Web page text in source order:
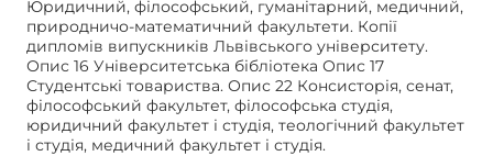
Юридичний, філософський, гуманітарний, медичний,
природничо-математичний факультети. Копії
дипломів випускників Львівського університету.
Опис 16 Університетська бібліотека Опис 17
Студентські товариства. Опис 22 Консисторія, сенат,
філософський факультет, філософська студія,
юридичний факультет і студія, теологічний факультет
і студія, медичний факультет і студія.